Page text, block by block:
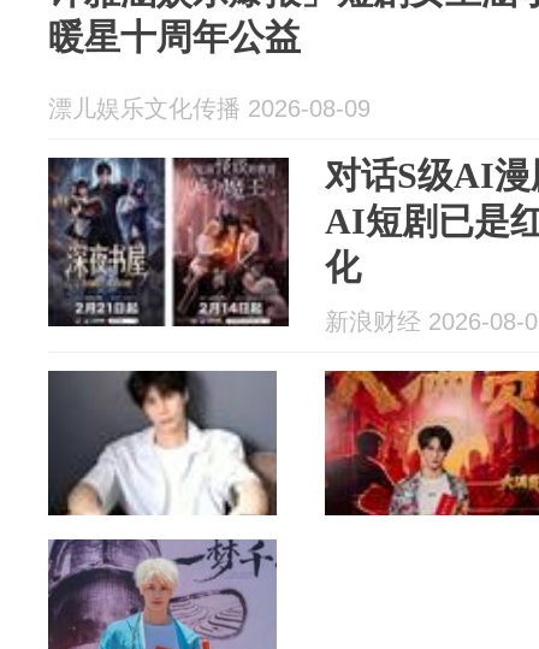
暖星十周年公益
漂儿娱乐文化传播 2026-08-09
对话S级AI
AI短剧已是
化
新浪财经 2026-08-